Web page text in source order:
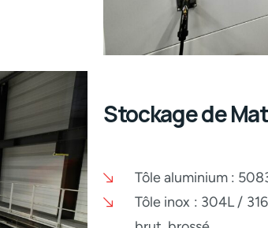
Stockage de
Tôle aluminium :
Tôle inox : 304L /